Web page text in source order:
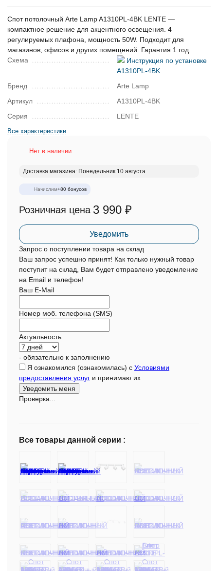
Спот потолочный Arte Lamp A1310PL-4BK LENTE —
компактное решение для акцентного освещения. 4
регулируемых плафона, мощность 50W. Подходит для
магазинов, офисов и других помещений. Гарантия 1 год.
Схема
Инструкция по установке
A1310PL-4BK
Бренд
Arte Lamp
Артикул
A1310PL-4BK
Серия
LENTE
Все характеристики
Нет в наличии
Доставка магазина: Понедельник 10 августа
Начислим+80 бонусов
Розничная цена 3 990 ₽
Уведомить
Запрос о поступлении товара на склад
Ваш запрос успешно принят! Как только нужный товар
поступит на склад, Вам будет отправлено уведомление
на Email и телефон!
Ваш E-Mail
Номер моб. телефона (SMS)
Актуальность
- обязательно к заполнению
Я ознакомился (ознакомилась) с Условиями
предоставления услуг и принимаю их
Проверка...
Все товары данной серии :